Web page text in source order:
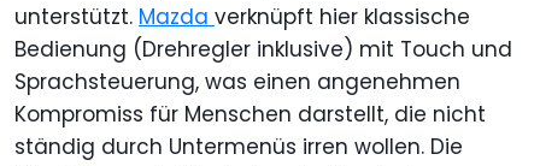
unterstützt. Mazda verknüpft hier klassische
Bedienung (Drehregler inklusive) mit Touch und
Sprachsteuerung, was einen angenehmen
Kompromiss für Menschen darstellt, die nicht
ständig durch Untermenüs irren wollen. Die